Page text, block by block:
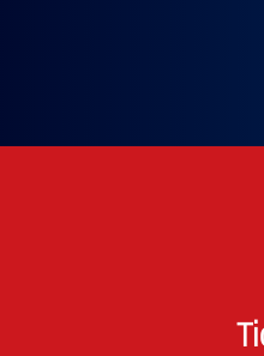
Zadajte svoju e-mailovú adresu, na